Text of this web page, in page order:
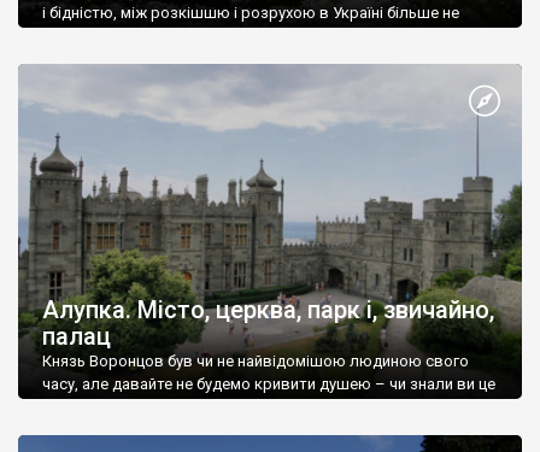
і бідністю, між розкішшю і розрухою в Україні більше не
Алупка. Місто, церква, парк і, звичайно,
палац
Князь Воронцов був чи не найвідомішою людиною свого
часу, але давайте не будемо кривити душею – чи знали ви це